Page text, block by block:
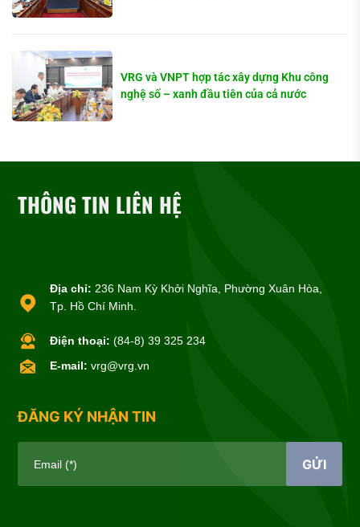
VRG và VNPT hợp tác xây dựng Khu công
nghệ số – xanh đầu tiên của cả nước
THÔNG TIN LIÊN HỆ
Địa chỉ: 236 Nam Kỳ Khởi Nghĩa, Phường Xuân Hòa,
Tp. Hồ Chí Minh.
Điện thoại: (84-8) 39 325 234
E-mail: vrg@vrg.vn
ĐĂNG KÝ NHẬN TIN
Email (*) GỬI